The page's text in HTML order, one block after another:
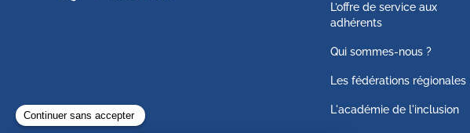
L’offre de service aux
adhérents
Qui sommes-nous ?
Les fédérations régionales
L'académie de l'inclusion